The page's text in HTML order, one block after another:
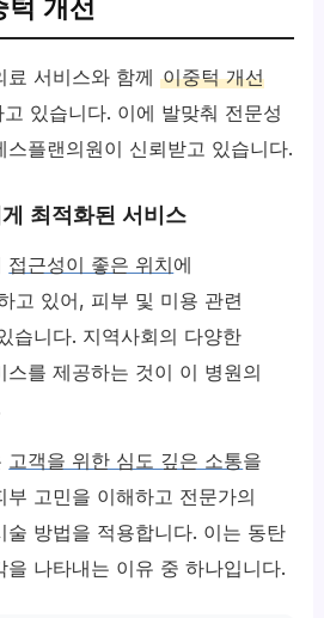
턱 개선
료 서비스와 함께이중턱 개선
있습니다. 이에 발맞춰 전문성
플랜의원이 신뢰받고 있습니다.
최적화된 서비스
접근성이 좋은 위치에
고 있어, 피부 및 미용 관련
습니다. 지역사회의 다양한
스를 제공하는 것이 이 병원의
고객을 위한 심도 깊은 소통을
고민을 이해하고 전문가의
술 방법을 적용합니다. 이는 동탄
나타내는 이유 중 하나입니다.